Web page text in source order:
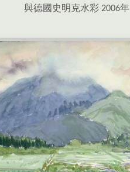
與德國史明克水彩 2006年